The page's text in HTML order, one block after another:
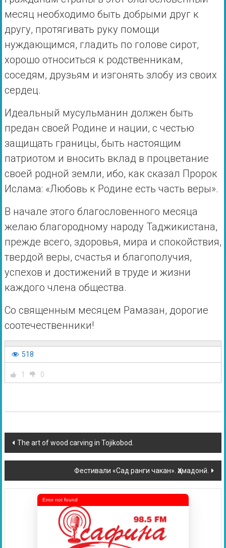
месяц необходимо быть добрыми друг к
другу, протягивать руку помощи
нуждающимся, гладить по голове сирот,
хорошо относиться к родственникам,
соседям, друзьям и изгонять злобу из своих
сердец.
Идеальный мусульманин должен быть
предан своей Родине и нации, с честью
защищать границы, быть настоящим
патриотом и вносить вклад в процветание
своей родной земли, ибо, как сказал Пророк
Ислама: «Любовь к Родине есть часть веры».
В начале этого благословенного месяца
желаю благородному народу Таджикистана,
прежде всего, здоровья, мира и спокойствия,
твердой веры, счастья и благополучия,
успехов и достижений в труде и жизни
каждого члена общества.
Со священным месяцем Рамазан, дорогие
соотечественники!
518
1 0
The art of wood carving in Tojikobod.
Фестивали «Сад ранги чакан». Ҳамадонӣ.
Error not found